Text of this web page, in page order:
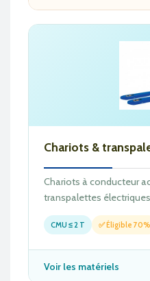
Chariots &
Chariots à conducteur
transpalettes
CMU ≤ 2 T ✅ Éligible 70%
Voir les matériels